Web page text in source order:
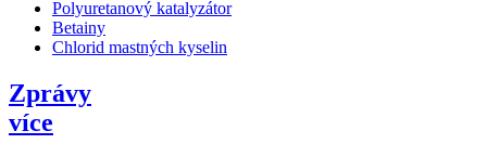
Polyuretanový katalyzátor
Betainy
Chlorid mastných kyselin
Zprávy
více